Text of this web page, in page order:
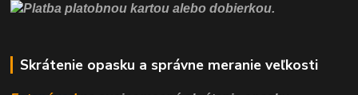
Skrátenie opasku a správne meranie veľkosti